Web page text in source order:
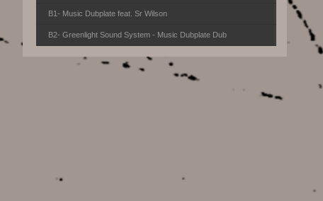
B1- Music Dubplate feat. Sr Wilson
B2- Greenlight Sound System - Music Dubplate Dub